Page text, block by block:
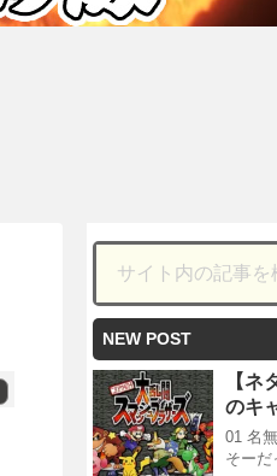
NEW POST
【ネ
のキ
01 名
そー